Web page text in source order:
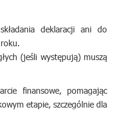
deklaracji ani do
(jeśli występują) muszą
finansowe, pomagając
etapie, szczególnie dla